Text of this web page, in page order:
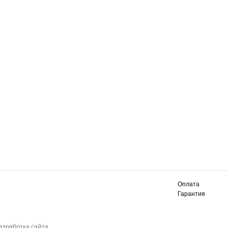
Оплата
Гарантия
сайта